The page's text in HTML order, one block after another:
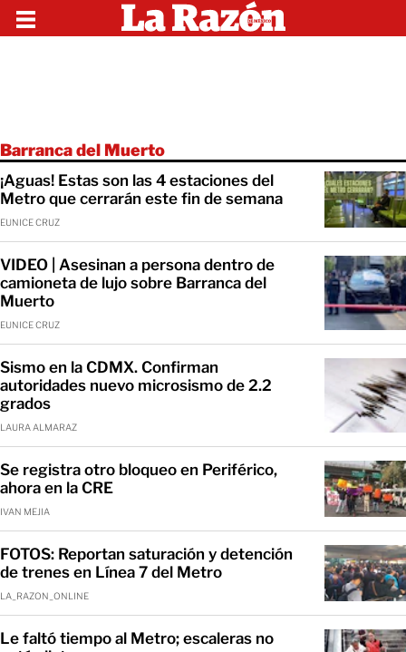
Barranca del Muerto
¡Aguas! Estas son las 4 estaciones del
Metro que cerrarán este fin de semana
EUNICE CRUZ
VIDEO | Asesinan a persona dentro de
camioneta de lujo sobre Barranca del
Muerto
EUNICE CRUZ
Sismo en la CDMX. Confirman
autoridades nuevo microsismo de 2.2
grados
LAURA ALMARAZ
Se registra otro bloqueo en Periférico,
ahora en la CRE
IVAN MEJIA
FOTOS: Reportan saturación y detención
de trenes en Línea 7 del Metro
LA_RAZON_ONLINE
Le faltó tiempo al Metro; escaleras no